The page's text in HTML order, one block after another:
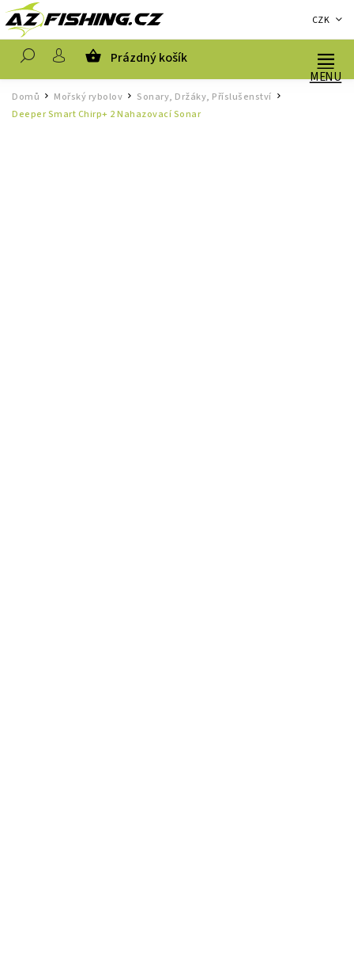
CZK
Prázdný košík
Domů / Mořský rybolov / Sonary, Držáky, Příslušenství
Deeper Smart Chirp+ 2 Nahazovací Sonar